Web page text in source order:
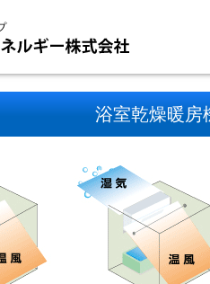
浴室乾燥暖房